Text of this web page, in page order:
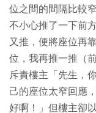
位之間的間隔比較
不小心推了一下前
又推，便將座位再
位，我再推一推（
斥責樓主「先生，
己的座位太窄回應
好啊！」但樓主卻